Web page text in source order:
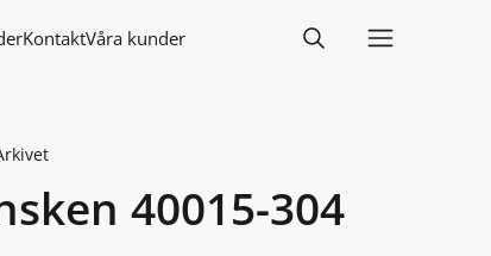
KontaktVåra kunder
40015-304